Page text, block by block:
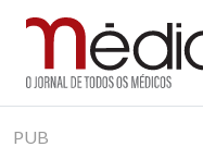
Jornal Médico
Médico – O Jornal de
realmente contam! Tudo
PUB